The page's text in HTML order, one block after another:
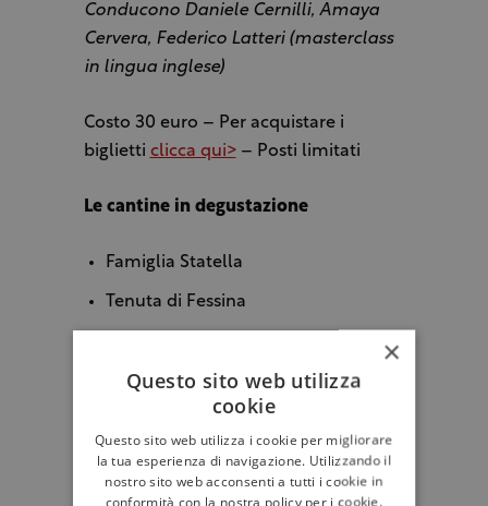
Conducono Daniele Cernilli, Amaya
Cervera, Federico Latteri (masterclass
in lingua inglese)
Costo 30 euro – Per acquistare i
biglietti clicca qui>– Posti limitati
Le cantine in degustazione
Famiglia Statella
Tenuta di Fessina
Pietradolce
Louis Latour
Domaine Chanson
×
Questo sito web utilizza
cookie
Questo sito web utilizza i cookie per migliorare
la tua esperienza di navigazione. Utilizzando il
nostro sito web acconsenti a tutti i cookie in
conformità con la nostra policy per i cookie.